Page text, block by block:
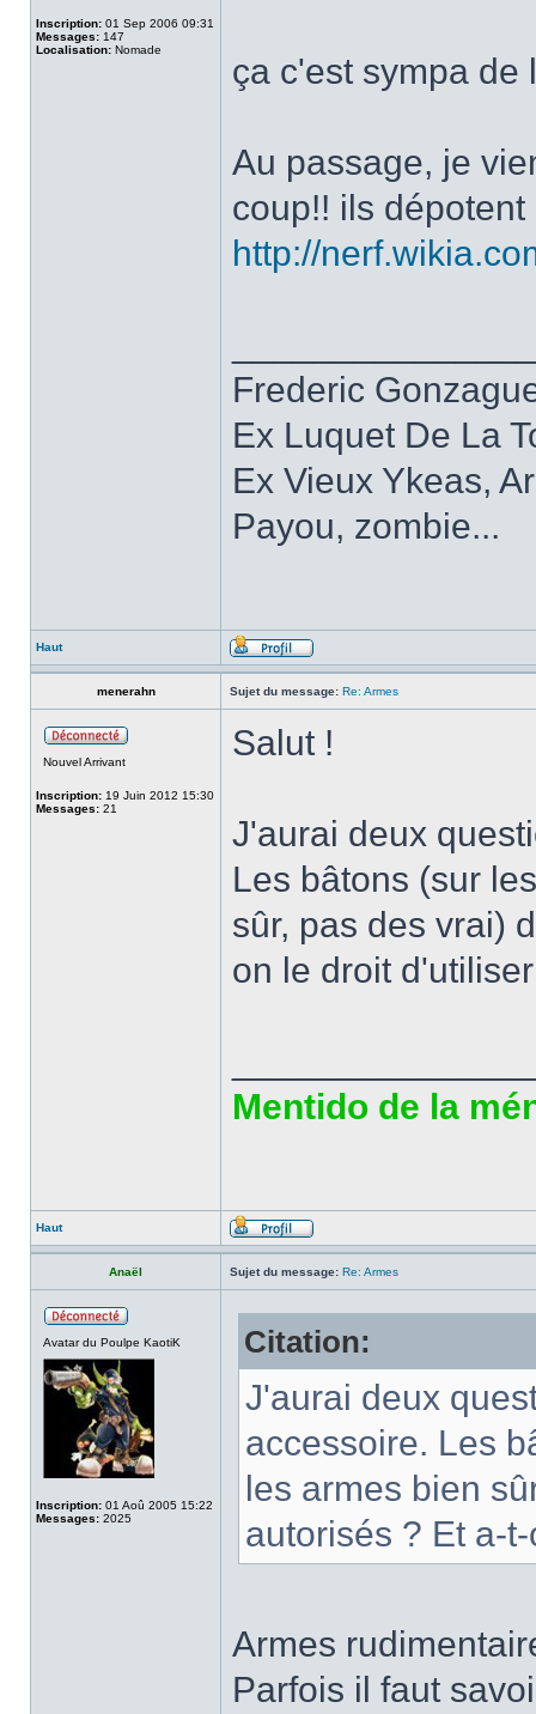
Inscription: 01 Sep 2006 09:31
Messages: 147
Localisation: Nomade
ça c'est sympa de
Au passage, je
coup!! ils
http://
Frederic
Ex Luquet De La
Ex Vieux Ykeas,
Payou, zombie...
Haut
menerahn Sujet du message: Re: Armes
Nouvel Arrivant
Inscription: 19 Juin 2012 15:30
Messages: 21
Salut !
J'aurai deux
Les bâtons (sur
sûr, pas des vrai)
on le droit
Mentido de la
Haut
Anaël Sujet du message: Re: Armes
Avatar du Poulpe KaotiK
Inscription: 01 Aoû 2005 15:22
Messages: 2025
Citation:
J'aurai deux
accessoire. Les
les armes bien
autorisés ? Et a-
Armes
Parfois il faut